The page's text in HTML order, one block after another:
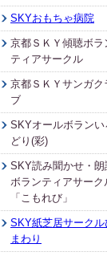
SKYおもちゃ病院
京都ＳＫＹ傾聴ボラ
ティアサークル
京都ＳＫＹサンガク
ブ
SKYオールボランい
どり(彩)
SKY読み聞かせ・朗
ボランティアサーク
「こもれび」
SKY紙芝居サークル
まわり